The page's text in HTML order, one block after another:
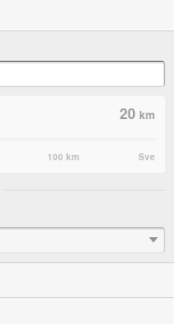
20km
100 km Sve